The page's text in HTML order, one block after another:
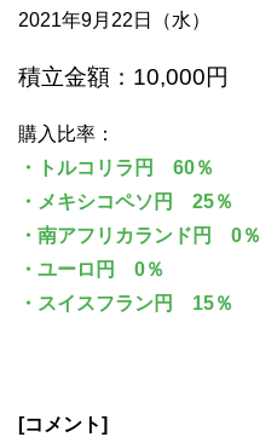
2021年9月22日（水）
積立金額：10,000円
購入比率：
・トルコリラ円 60％
・メキシコペソ円 25％
・南アフリカランド円 0％
・ユーロ円 0％
・スイスフラン円 15％
[コメント]